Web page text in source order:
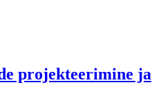
projekteerimine ja